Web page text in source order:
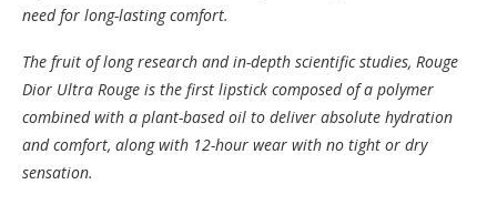
need for long-lasting comfort.
The fruit of long research and in-depth scientific studies, Rouge
Dior Ultra Rouge is the first lipstick composed of a polymer
combined with a plant-based oil to deliver absolute hydration
and comfort, along with 12-hour wear with no tight or dry
sensation.